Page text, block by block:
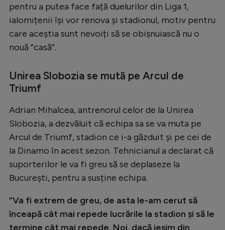
EURO 2024
Stranieri
Handbal
Natație
Formula 1
Gimnastică
Rugby
pentru a putea face față duelurilor din Liga 1,
ialomițenii își vor renova și stadionul, motiv pentru
care aceștia sunt nevoiți să se obișnuiască nu o
nouă ”casă”.
Unirea Slobozia se mută pe Arcul de
Triumf
Adrian Mihalcea, antrenorul celor de la Unirea
Slobozia, a dezvăluit că echipa sa se va muta pe
Arcul de Triumf, stadion ce i-a găzduit și pe cei de
la Dinamo în acest sezon. Tehnicianul a declarat că
suporterilor le va fi greu să se deplaseze la
București, pentru a susține echipa.
”Va fi extrem de greu, de asta le-am cerut să
înceapă cât mai repede lucrările la stadion și să le
termine cât mai repede. Noi, dacă ieșim din